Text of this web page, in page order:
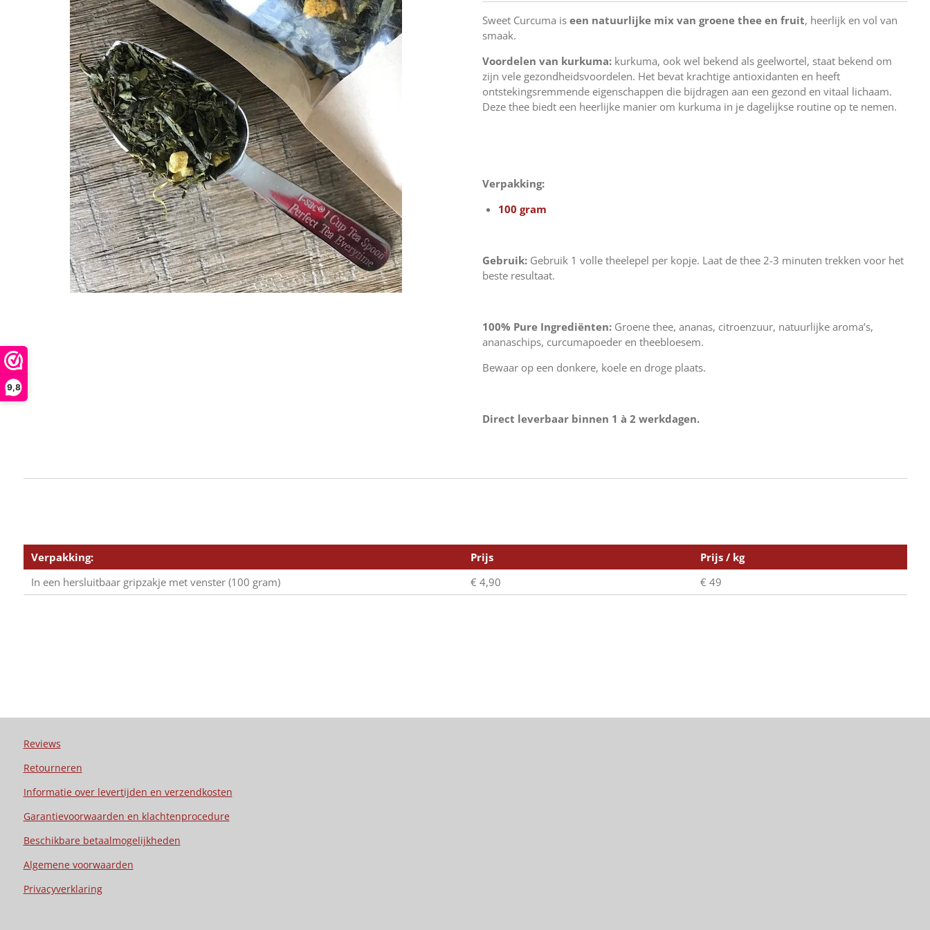
9,8
Sweet Curcuma is een natuurlijke mix van groene thee en fruit, heerlijk en vol van
smaak.
Voordelen van kurkuma: kurkuma, ook wel bekend als geelwortel, staat bekend om
zijn vele gezondheidsvoordelen. Het bevat krachtige antioxidanten en heeft
ontstekingsremmende eigenschappen die bijdragen aan een gezond en vitaal lichaam.
Deze thee biedt een heerlijke manier om kurkuma in je dagelijkse routine op te nemen.
Verpakking:
100 gram
Gebruik: Gebruik 1 volle theelepel per kopje. Laat de thee 2-3 minuten trekken voor het
beste resultaat.
100% Pure Ingrediënten: Groene thee, ananas, citroenzuur, natuurlijke aroma’s,
ananaschips, curcumapoeder en theebloesem.
Bewaar op een donkere, koele en droge plaats.
Direct leverbaar binnen 1 à 2 werkdagen.
Verpakking: Prijs
Prijs / kg
In een hersluitbaar gripzakje met venster (100 gram)
€ 4,90 € 49
Reviews
Retourneren
Informatie over levertijden en verzendkosten
Garantievoorwaarden en klachtenprocedure
Beschikbare betaalmogelijkheden
Algemene voorwaarden
Privacyverklaring